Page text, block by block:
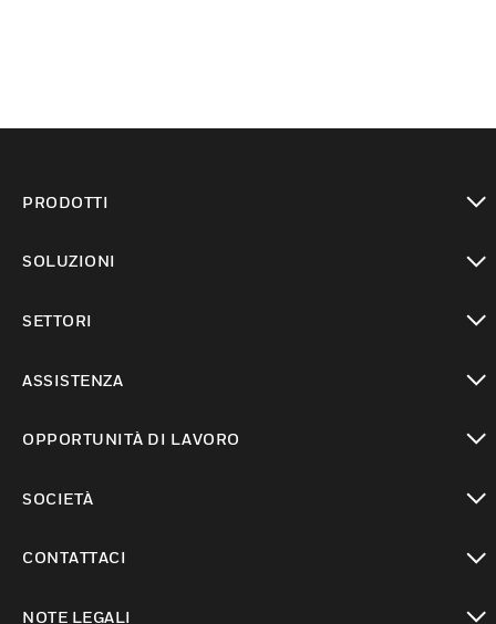
PRODOTTI
SOLUZIONI
SETTORI
ASSISTENZA
OPPORTUNITÀ DI LAVORO
SOCIETÀ
CONTATTACI
NOTE LEGALI